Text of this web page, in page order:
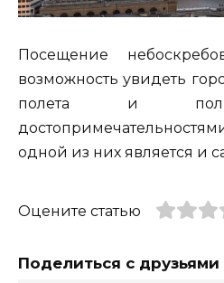
Посещение
возможность увидеть
полета и
одной из них является и
Оцените статью
Поделиться с друзьями